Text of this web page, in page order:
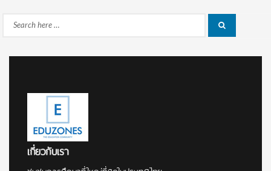
Search
เกี่ยวกับเรา